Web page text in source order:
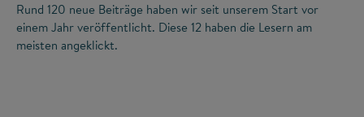
Rund 120 neue Beiträge haben wir seit unserem Start vor
einem Jahr veröffentlicht. Diese 12 haben die Lesern am
meisten angeklickt.